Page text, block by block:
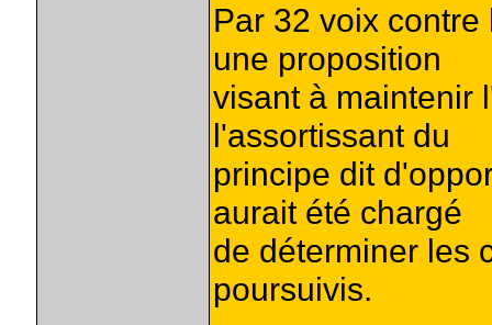
Par 32 voix
une proposition
visant à maintenir
l'assortissant du
principe dit
aurait été chargé
de déterminer les
poursuivis.